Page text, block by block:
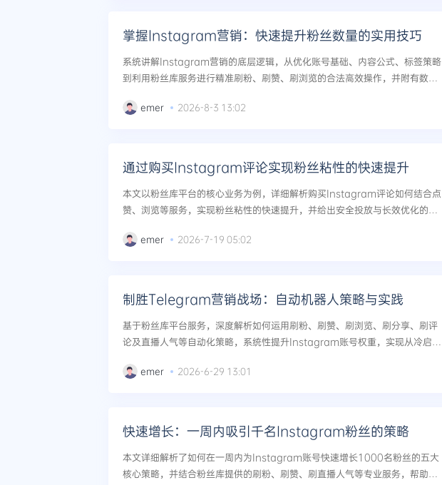
掌握Instagram营销：快速提升粉丝数量的实用技巧
系统讲解Instagram营销的底层逻辑，从优化账号基础、内容公式、标签策略
到利用粉丝库服务进行精准刷粉、刷赞、刷浏览的合法高效操作，并附有数据
emer 2026-8-3 13:02
通过购买Instagram评论实现粉丝粘性的快速提升
本文以粉丝库平台的核心业务为例，详细解析购买Instagram评论如何结合点
赞、浏览等服务，实现粉丝粘性的快速提升，并给出安全投放与长效优化的实
emer 2026-7-19 05:02
制胜Telegram营销战场：自动机器人策略与实践
基于粉丝库平台服务，深度解析如何运用刷粉、刷赞、刷浏览、刷分享、刷评
论及直播人气等自动化策略，系统性提升Instagram账号权重，实现从冷启动
emer 2026-6-29 13:01
快速增长：一周内吸引千名Instagram粉丝的策略
本文详细解析了如何在一周内为Instagram账号快速增长1000名粉丝的五大
核心策略，并结合粉丝库提供的刷粉、刷赞、刷直播人气等专业服务，帮助用